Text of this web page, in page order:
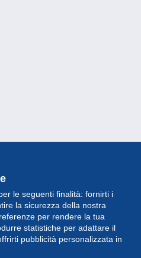
le seguenti finalità: fornirti i
la sicurezza della nostra
per rendere la tua
statistiche per adattare il
pubblicità personalizzata in